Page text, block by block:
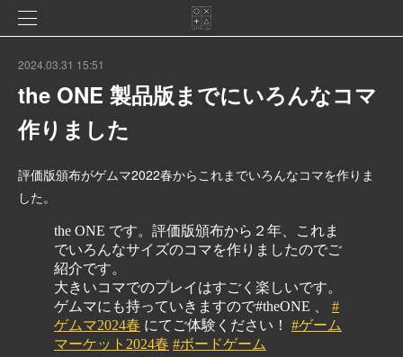
2024.03.31 15:51
the ONE 製品版までにいろんなコマ
作りました
評価版頒布がゲムマ2022春からこれまでいろんなコマを作りま
した。